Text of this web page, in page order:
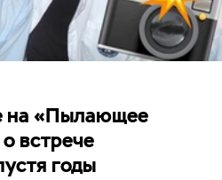
на «Пылающее
встрече
годы